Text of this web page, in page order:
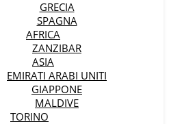
GRECIA
SPAGNA
AFRICA
ZANZIBAR
ASIA
EMIRATI ARABI UNITI
GIAPPONE
MALDIVE
TORINO